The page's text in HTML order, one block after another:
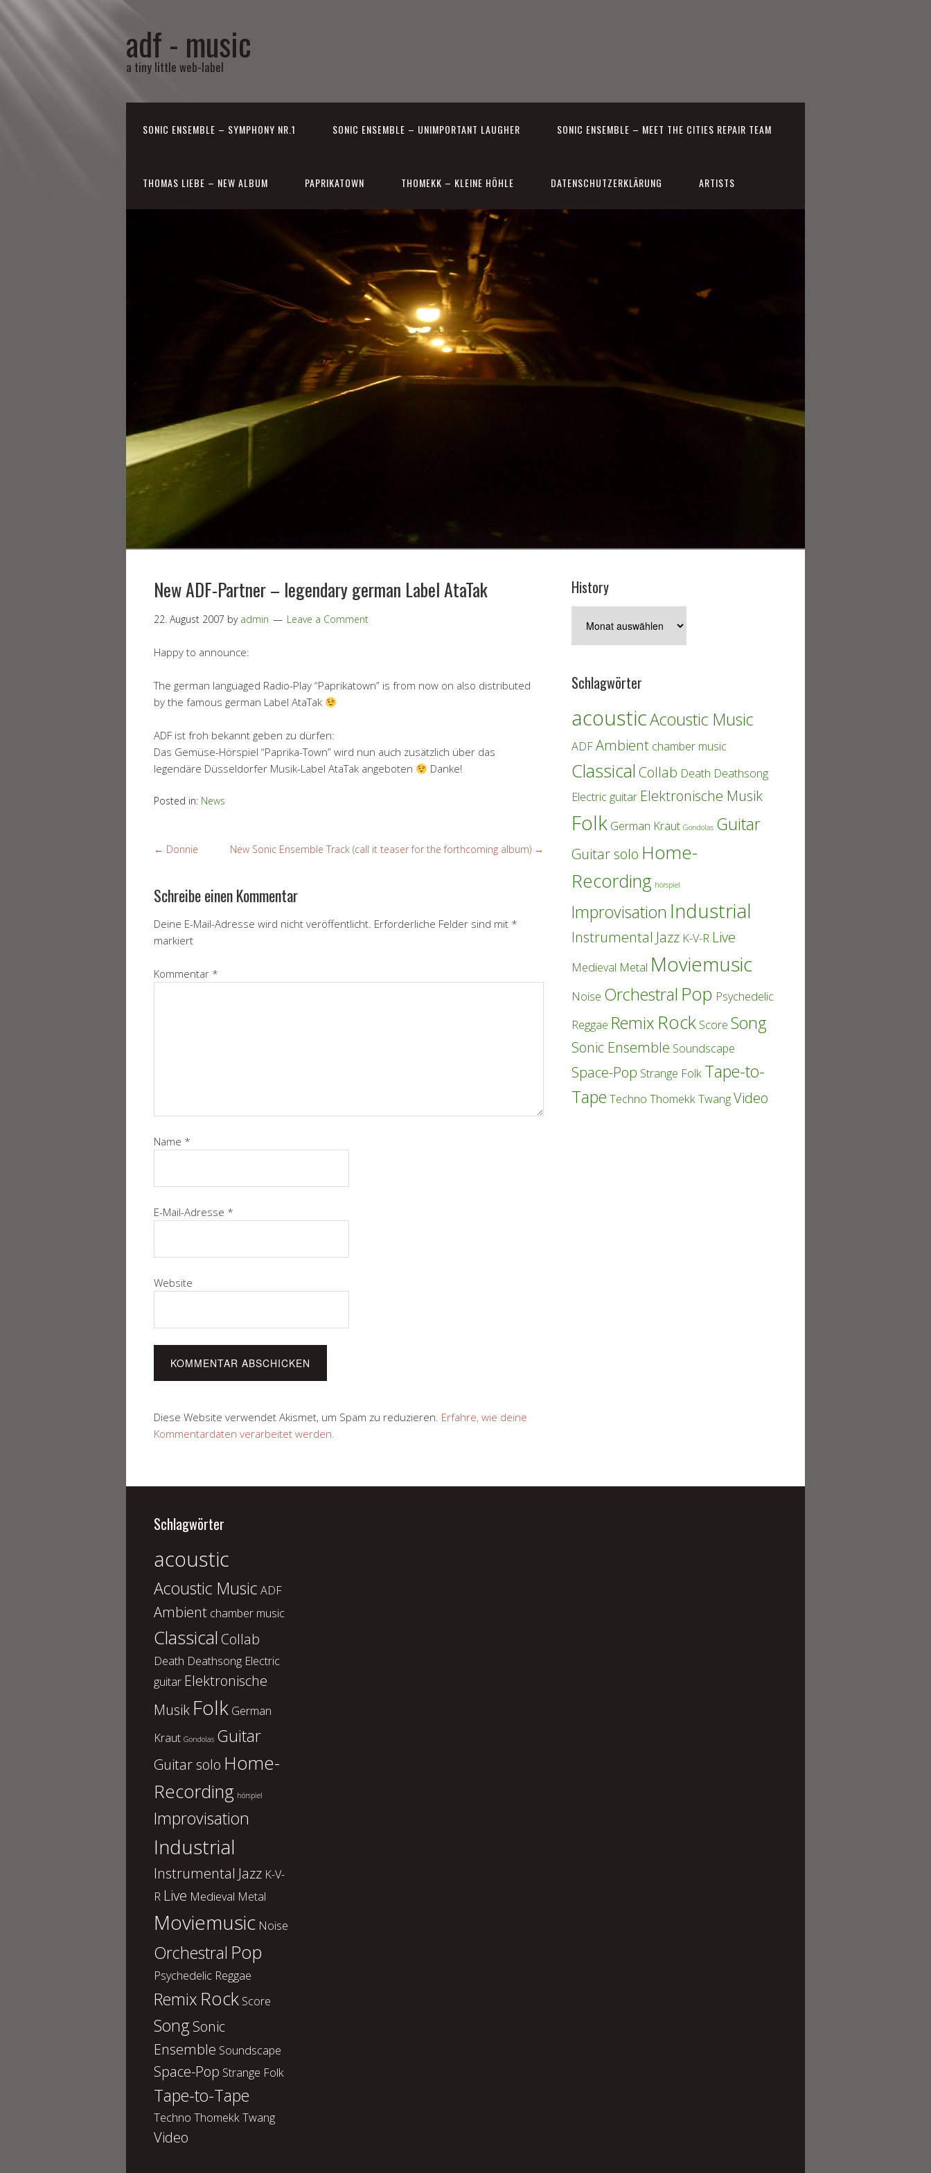
adf - music
a tiny little web-label
SONIC ENSEMBLE – SYMPHONY NR.1 SONIC ENSEMBLE – UNIMPORTANT LAUGHER SONIC ENSEMBLE – MEET THE CITIES REPAIR TEAM
THOMAS LIEBE – NEW ALBUM PAPRIKATOWN THOMEKK – KLEINE HÖHLE DATENSCHUTZERKLÄRUNG ARTISTS
New ADF-Partner – legendary german Label AtaTak
22. August 2007 by admin Leave a Comment
Happy to announce:
The german languaged Radio-Play “Paprikatown” is from now on also distributed
by the famous german Label AtaTak
ADF ist froh bekannt geben zu dürfen:
Das Gemüse-Hörspiel “Paprika-Town” wird nun auch zusätzlich über das
legendäre Düsseldorfer Musik-Label AtaTak angeboten
Danke!
Posted in: News
← Donnie New Sonic Ensemble Track (call it teaser for the forthcoming album) →
Schreibe einen Kommentar
Deine E-Mail-Adresse wird nicht veröffentlicht. Erforderliche Felder sind mit *
markiert
Kommentar *
Name *
E-Mail-Adresse *
Website
Diese Website verwendet Akismet, um Spam zu reduzieren. Erfahre, wie deine
Kommentardaten verarbeitet werden.
History
Schlagwörter
acousticAcoustic Music
ADFAmbient chamber music
Classical Collab Death Deathsong
Electric guitar Elektronische Musik
Folk German Kraut Gondolas Guitar
Guitar solo Home-
Recording hörspiel
Improvisation Industrial
Instrumental Jazz K-V-R Live
Medieval Metal Moviemusic
Noise Orchestral Pop Psychedelic
Reggae Remix Rock Score Song
Sonic Ensemble Soundscape
Space-Pop Strange Folk Tape-to-
Tape Techno ThomekkTwangVideo
Schlagwörter
acoustic
Acoustic Music ADF
Ambient chamber music
Classical Collab
Death Deathsong Electric
guitar Elektronische
Musik Folk German
Kraut Gondolas Guitar
Guitar solo Home-
Recording hörspiel
Improvisation
Industrial
Instrumental Jazz K-V-
R Live Medieval Metal
Moviemusic Noise
Orchestral Pop
Psychedelic Reggae
Remix Rock Score
SongSonic
Ensemble Soundscape
Space-Pop Strange Folk
Tape-to-Tape
Techno ThomekkTwang
Video